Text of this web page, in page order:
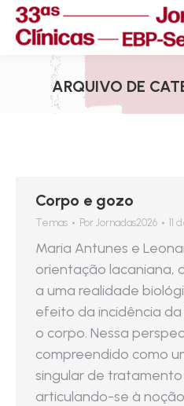
ARQUIVO DE
Corpo e gozo
Temas Por Jornadas2026 11
Maria Antunes e
orientação lacaniana,
a uma realidade
efeito da incidência
o corpo. Nessa
compreendido como
singular de
articulando-se à